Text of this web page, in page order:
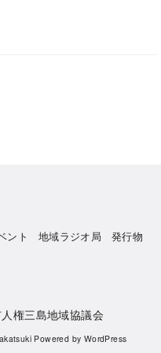
ント 地域ラジオ局 発行物
権三島地域協議会
Powered by WordPress